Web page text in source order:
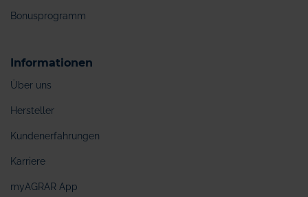
Bonusprogramm
Informationen
Über uns
Hersteller
Kundenerfahrungen
Karriere
myAGRAR App